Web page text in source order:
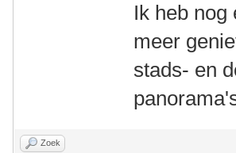
Ik heb nog
meer
stads- en
Zoek